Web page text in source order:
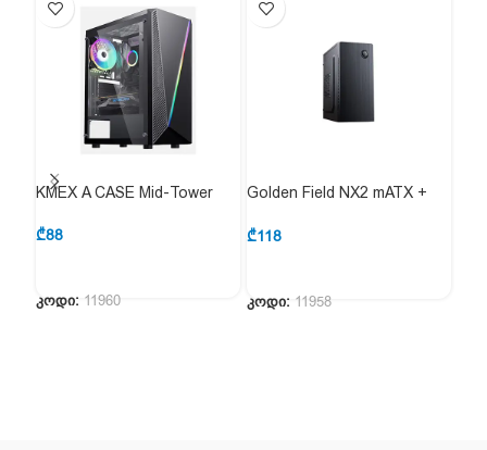
KMEX A CASE Mid-Tower
₾88
კოდი: 11960
Golden Field NX2 mATX +
₾118
კოდი: 11958